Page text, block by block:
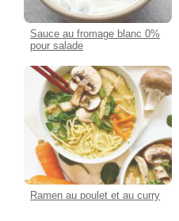
Sauce au fromage blanc 0%
pour salade
Ramen au poulet et au curry